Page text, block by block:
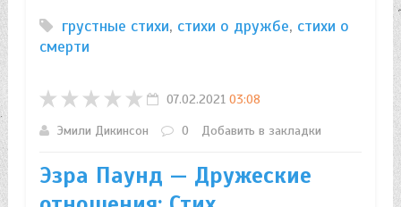
грустные стихи, стихи о дружбе, стихи о
смерти
07.02.2021 03:08
Эмили Дикинсон
0 Добавить в закладки
Эзра Паунд — Дружеские